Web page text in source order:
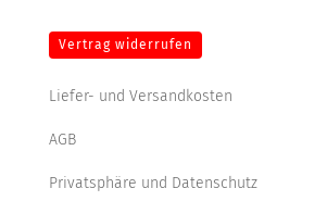
Vertrag widerrufen
Liefer- und Versandkosten
AGB
Privatsphäre und Datenschutz